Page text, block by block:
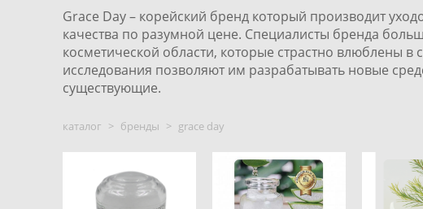
Grace Day – корейский бренд который производит
качества по разумной цене. Специалисты бренда
косметической области, которые страстно влюблены
исследования позволяют им разрабатывать новые
существующие.
каталог > бренды > grace day